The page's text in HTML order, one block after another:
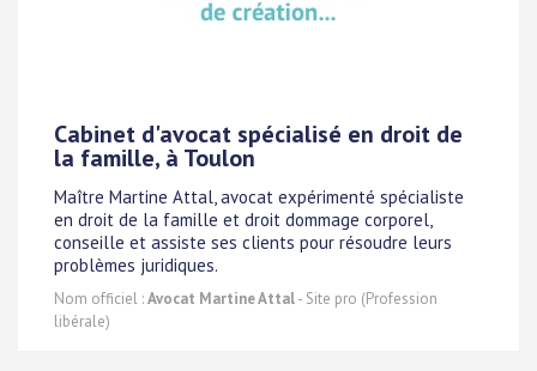
Cabinet d'avocat spécialisé en droit de
la famille, à Toulon
Maître Martine Attal, avocat expérimenté spécialiste
en droit de la famille et droit dommage corporel,
conseille et assiste ses clients pour résoudre leurs
problèmes juridiques.
Nom officiel :Avocat Martine Attal- Site pro (Profession
libérale)